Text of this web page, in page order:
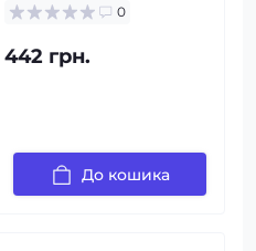
0
442 грн.
До кошика